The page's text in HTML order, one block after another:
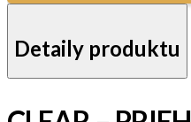
Detaily produktu